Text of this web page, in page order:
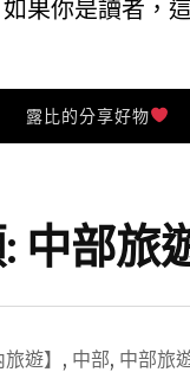
果你是讀者，
露比的分享好物
中部旅
旅遊】 , 中部, 中部旅